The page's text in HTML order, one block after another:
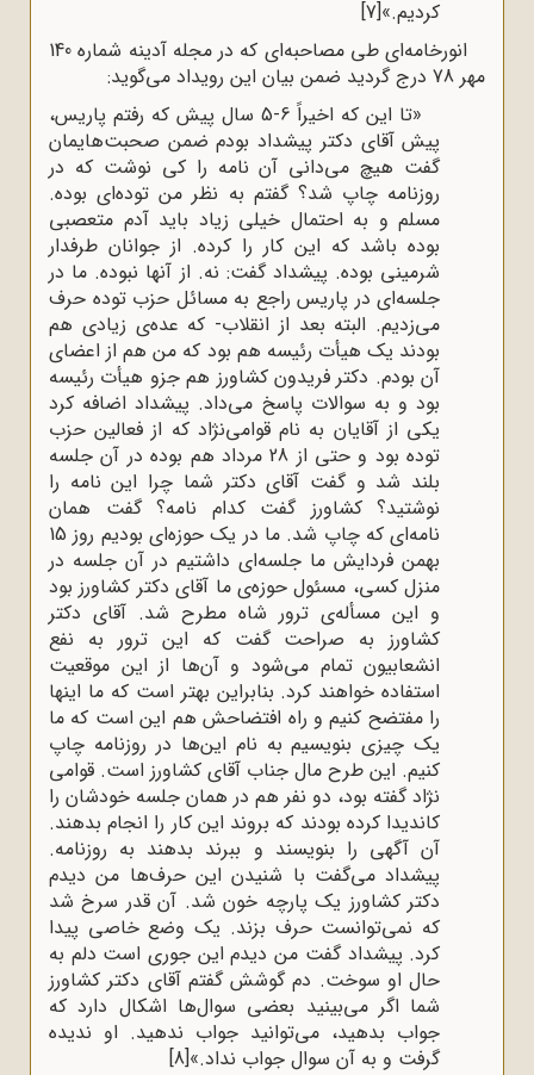
کردیم.»[7]
انورخامه‌ای طی مصاحبه‌ای که در مجله آدینه شماره 140
مهر 78 درج گردید ضمن بیان این رویداد می‌گوید:
«تا این که اخیراً 6-5 سال پیش که رفتم پاریس،
پیش آقای دکتر پیشداد بودم ضمن صحبت‌هایمان
گفت هیچ می‌دانی آن نامه را کی نوشت که در
روزنامه چاپ شد؟ گفتم به نظر من توده‌ای بوده.
مسلم و به احتمال خیلی زیاد باید آدم متعصبی
بوده باشد که این کار را کرده. از جوانان طرفدار
شرمینی بوده. پیشداد گفت: نه. از آنها نبوده. ما در
جلسه‌ای در پاریس راجع به مسائل حزب توده حرف
می‌زدیم. البته بعد از انقلاب- که عده‌ی زیادی هم
بودند یک هیأت رئیسه هم بود که من هم از اعضای
آن بودم. دکتر فریدون کشاورز هم جزو هیأت رئیسه
بود و به سوالات پاسخ می‌داد. پیشداد اضافه کرد
یکی از آقایان به نام قوامی‌نژاد که از فعالین حزب
توده بود و حتی از 28 مرداد هم بوده در آن جلسه
بلند شد و گفت آقای دکتر شما چرا این نامه را
نوشتید؟ کشاورز گفت کدام نامه؟ گفت همان
نامه‌ای که چاپ شد. ما در یک حوزه‌ای بودیم روز 15
بهمن فردایش ما جلسه‌ای داشتیم در آن جلسه در
منزل کسی، مسئول حوزه‌ی ما آقای دکتر کشاورز بود
و این مسأله‌ی ترور شاه مطرح شد. آقای دکتر
کشاورز به صراحت گفت که این ترور به نفع
انشعابیون تمام می‌شود و آن‌ها از این موقعیت
استفاده خواهند کرد. بنابراین بهتر است که ما اینها
را مفتضح کنیم و راه افتضاحش هم این است که ما
یک چیزی بنویسیم به نام این‌ها در روزنامه چاپ
کنیم. این طرح مال جناب آقای کشاورز است. قوامی
نژاد گفته بود، دو نفر هم در همان جلسه خودشان را
کاندیدا کرده بودند که بروند این کار را انجام بدهند.
آن آگهی را بنویسند و ببرند بدهند به روزنامه.
پیشداد می‌گفت با شنیدن این حرف‌ها من دیدم
دکتر کشاورز یک پارچه خون شد. آن قدر سرخ شد
که نمی‌توانست حرف بزند. یک وضع خاصی پیدا
کرد. پیشداد گفت من دیدم این جوری است دلم به
حال او سوخت. دم گوشش گفتم آقای دکتر کشاورز
شما اگر می‌بینید بعضی سوال‌ها اشکال دارد که
جواب بدهید، می‌توانید جواب ندهید. او ندیده
گرفت و به آن سوال جواب نداد.»[8]